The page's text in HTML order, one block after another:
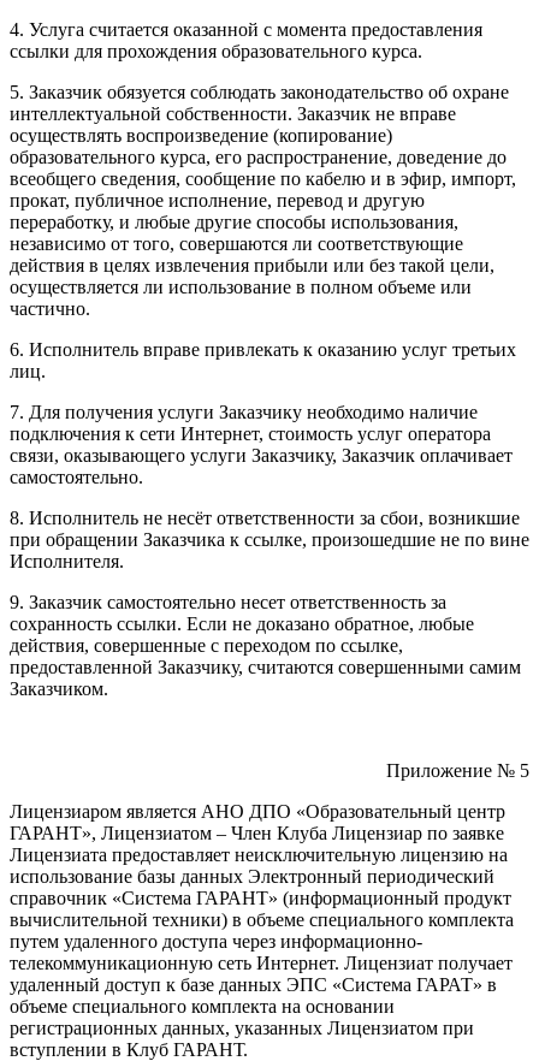
4. Услуга считается оказанной с момента предоставления
ссылки для прохождения образовательного курса.
5. Заказчик обязуется соблюдать законодательство об охране
интеллектуальной собственности. Заказчик не вправе
осуществлять воспроизведение (копирование)
образовательного курса, его распространение, доведение до
всеобщего сведения, сообщение по кабелю и в эфир, импорт,
прокат, публичное исполнение, перевод и другую
переработку, и любые другие способы использования,
независимо от того, совершаются ли соответствующие
действия в целях извлечения прибыли или без такой цели,
осуществляется ли использование в полном объеме или
частично.
6. Исполнитель вправе привлекать к оказанию услуг третьих
лиц.
7. Для получения услуги Заказчику необходимо наличие
подключения к сети Интернет, стоимость услуг оператора
связи, оказывающего услуги Заказчику, Заказчик оплачивает
самостоятельно.
8. Исполнитель не несёт ответственности за сбои, возникшие
при обращении Заказчика к ссылке, произошедшие не по вине
Исполнителя.
9. Заказчик самостоятельно несет ответственность за
сохранность ссылки. Если не доказано обратное, любые
действия, совершенные с переходом по ссылке,
предоставленной Заказчику, считаются совершенными самим
Заказчиком.
Приложение № 5
Лицензиаром является АНО ДПО «Образовательный центр
ГАРАНТ», Лицензиатом – Член Клуба Лицензиар по заявке
Лицензиата предоставляет неисключительную лицензию на
использование базы данных Электронный периодический
справочник «Система ГАРАНТ» (информационный продукт
вычислительной техники) в объеме специального комплекта
путем удаленного доступа через информационно-
телекоммуникационную сеть Интернет. Лицензиат получает
удаленный доступ к базе данных ЭПС «Система ГАРАТ» в
объеме специального комплекта на основании
регистрационных данных, указанных Лицензиатом при
вступлении в Клуб ГАРАНТ.